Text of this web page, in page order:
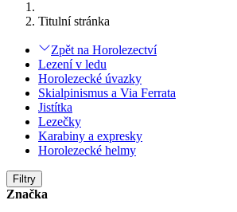
Titulní stránka
Zpět na Horolezectví
Lezení v ledu
Horolezecké úvazky
Skialpinismus a Via Ferrata
Jistítka
Lezečky
Karabiny a expresky
Horolezecké helmy
Filtry
Značka